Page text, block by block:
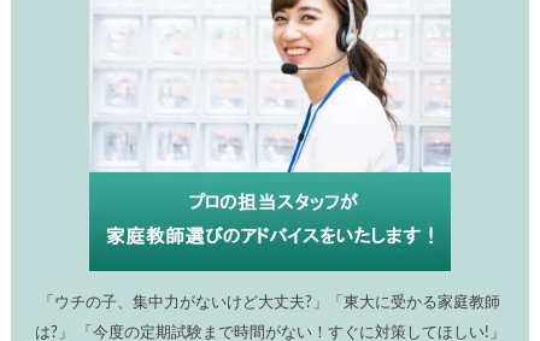
「ウチの子、集中力がないけど大丈夫?」「東大に受かる家庭教師
は?」 「今度の定期試験まで時間がない！すぐに対策してほしい!」